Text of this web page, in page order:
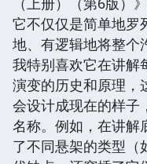
它不仅仅是简单地罗
地、有逻辑地将整个
我特别喜欢它在讲解
演变的历史和原理，
会设计成现在的样子
名称。例如，在讲解
了不同悬架的类型（